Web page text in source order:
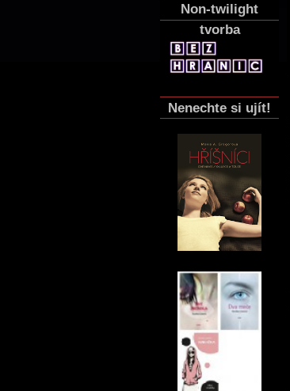
Non-twilight
tvorba
Nenechte si ujít!